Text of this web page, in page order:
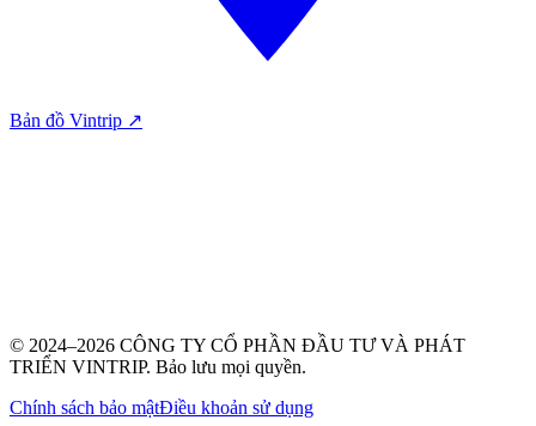
Bản đồ Vintrip ↗
© 2024–2026 CÔNG TY CỔ PHẦN ĐẦU TƯ VÀ PHÁT
TRIỂN VINTRIP. Bảo lưu mọi quyền.
Chính sách bảo mậtĐiều khoản sử dụng